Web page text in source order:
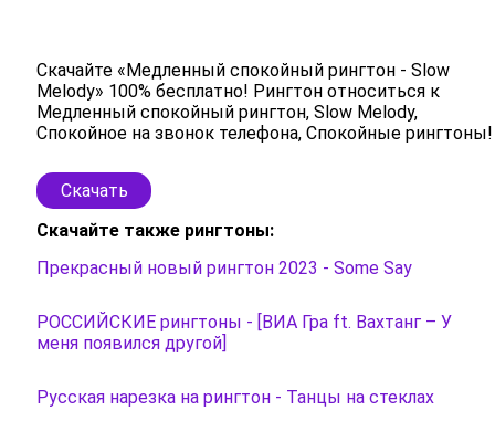
Скачайте «Медленный спокойный рингтон - Slow
Melody» 100% бесплатно! Рингтон относиться к
Медленный спокойный рингтон, Slow Melody,
Спокойное на звонок телефона, Спокойные рингтоны!
Скачать
Скачайте также рингтоны:
Прекрасный новый рингтон 2023 - Some Say
РОССИЙСКИЕ рингтоны - [ВИА Гра ft. Вахтанг – У
меня появился другой]
Русская нарезка на рингтон - Танцы на стеклах